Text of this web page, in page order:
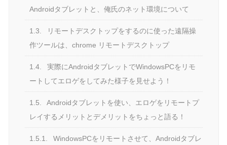
Androidタブレットと、俺氏のネット環境について
1.3.
リモートデスクトップをするのに使った遠隔操
作ツールは、chrome リモートデスクトップ
1.4.
実際にAndroidタブレットでWindowsPCをリモ
ートしてエロゲをしてみた様子を見せよう！
1.5.
Androidタブレットを使い、エロゲをリモートプ
レイするメリットとデメリットをちょっと語る！
1.5.1.
WindowsPCをリモートさせて、Androidタブレ